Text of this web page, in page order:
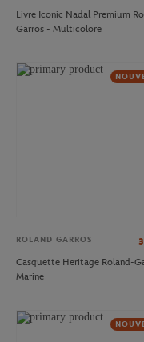
Livre Iconic Nadal Premium
Garros - Multicolore
ROLAND GARROS
Casquette Heritage Roland-
Marine